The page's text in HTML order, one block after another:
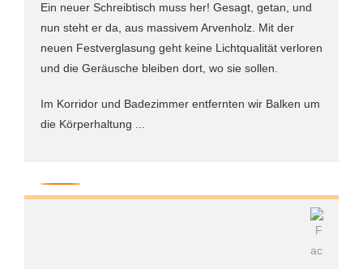
Ein neuer Schreibtisch muss her! Gesagt, getan, und
nun steht er da, aus massivem Arvenholz. Mit der
neuen Festverglasung geht keine Lichtqualität verloren
und die Geräusche bleiben dort, wo sie sollen.
Im Korridor und Badezimmer entfernten wir Balken um
die Körperhaltung ...